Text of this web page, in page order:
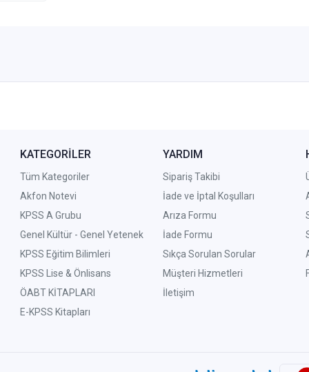
KATEGORİLER
Tüm Kategoriler
Akfon Notevi
KPSS A Grubu
Genel Kültür - Genel Yetenek
KPSS Eğitim Bilimleri
KPSS Lise & Önlisans
ÖABT KİTAPLARI
E-KPSS Kitapları
YARDIM
Sipariş Takibi
İade ve İptal Koşulları
Arıza Formu
İade Formu
Sıkça Sorulan Sorular
Müşteri Hizmetleri
İletişim